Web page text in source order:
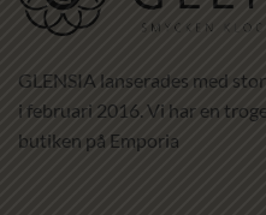
GLENSIA lanserades med
i februari 2016. Vi har en
butiken på Emporia